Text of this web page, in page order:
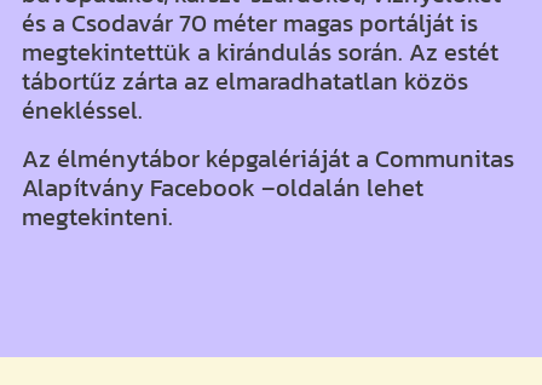
és a Csodavár 70 méter magas portálját is
megtekintettük a kirándulás során. Az estét
tábortűz zárta az elmaradhatatlan közös
énekléssel.
Az élménytábor képgalériáját a Communitas
Alapítvány Facebook –oldalán lehet
megtekinteni.